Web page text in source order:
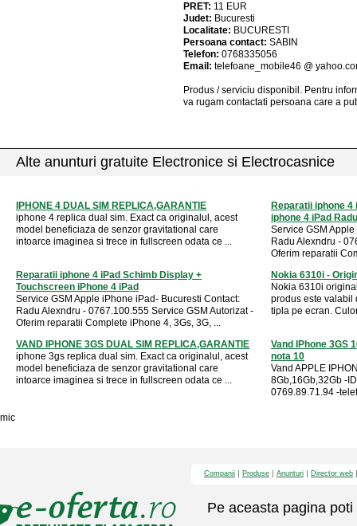
PRET: 11 EUR
Judet: Bucuresti
Localitate: BUCURESTI
Persoana contact: SABIN
Telefon: 0768335056
Email: telefoane_mobile46 @
Produs / serviciu disponibil . Pentru
va rugam contactati persoana care a
Alte anunturi gratuite Electronice si Electrocasnice
IPHONE 4 DUAL SIM REPLICA,GARANTIE
iphone 4 replica dual sim. Exact ca originalul, acest
model beneficiaza de senzor gravitational care
intoarce imaginea si trece in fullscreen odata ce ...
Reparatii iphone 4
iphone 4 iPad Radu
Service GSM
Radu Alexndru -
Oferim reparatii
Reparatii iphone 4 iPad Schimb Display +
Touchscreen iPhone 4 iPad
Service GSM Apple iPhone iPad- Bucuresti Contact:
Radu Alexndru - 0767.100.555 Service GSM Autorizat -
Oferim reparatii Complete iPhone 4, 3Gs, 3G, ...
Nokia 6310i -
Nokia 6310i
produs este valabil
tipla pe ecran.
VAND IPHONE 3GS DUAL SIM REPLICA,GARANTIE
iphone 3gs replica dual sim. Exact ca originalul, acest
model beneficiaza de senzor gravitational care
intoarce imaginea si trece in fullscreen odata ce ...
Vand IPhone 3GS
nota 10
Vand APPLE
8Gb,16Gb,32Gb -
0769.89.71.94 -
mic
Companii Produse Anunturi Director web
Pe aceasta pagina poti